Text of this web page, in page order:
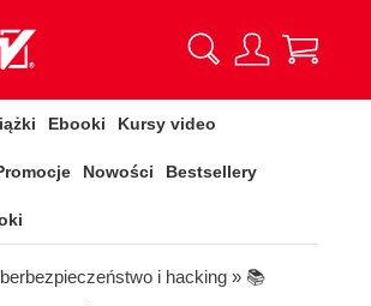
Ebooki Kursy video
Nowości Bestsellery
i hacking » 📚